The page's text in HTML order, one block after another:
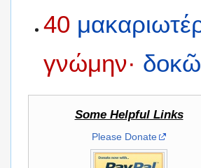
40
γνώμην· δοκῶ
Some Helpful Links
Please Donate